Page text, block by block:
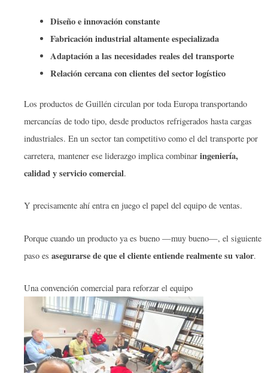
Diseño e innovación constante
Fabricación industrial altamente especializada
Adaptación a las necesidades reales del transporte
Relación cercana con clientes del sector logístico
Los productos de Guillén circulan por toda Europa transportando
mercancías de todo tipo, desde productos refrigerados hasta cargas
industriales. En un sector tan competitivo como el del transporte por
carretera, mantener ese liderazgo implica combinar ingeniería,
calidad y servicio comercial.
Y precisamente ahí entra en juego el papel del equipo de ventas.
Porque cuando un producto ya es bueno —muy bueno—, el siguiente
paso es asegurarse de que el cliente entiende realmente su valor.
Una convención comercial para reforzar el equipo